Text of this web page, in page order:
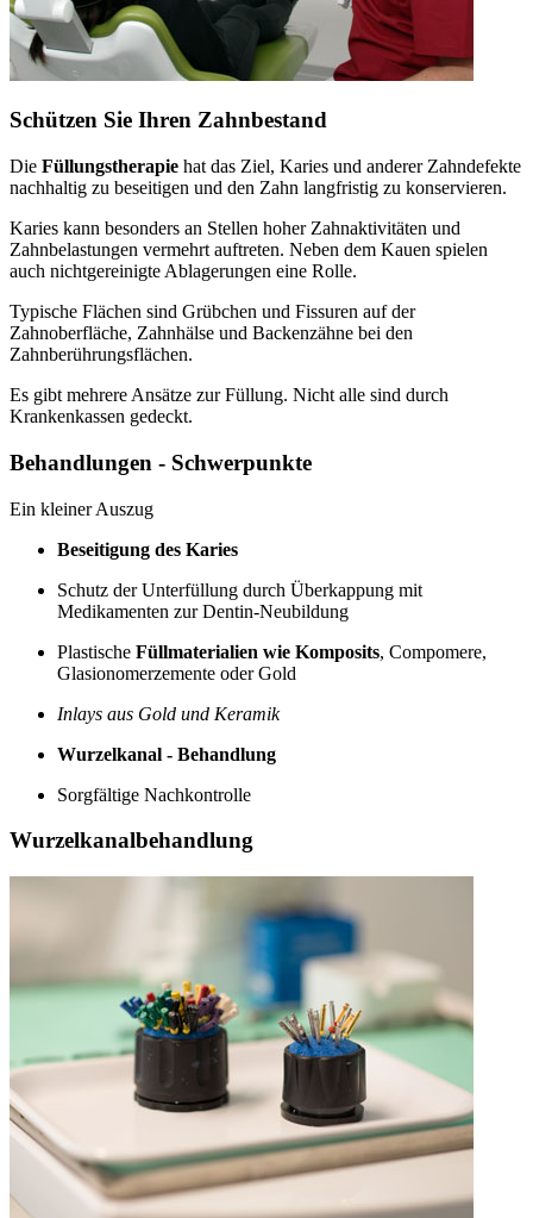
Schützen Sie Ihren Zahnbestand
Die Füllungstherapie hat das Ziel, Karies und anderer Zahndefekte
nachhaltig zu beseitigen und den Zahn langfristig zu konservieren.
Karies kann besonders an Stellen hoher Zahnaktivitäten und
Zahnbelastungen vermehrt auftreten. Neben dem Kauen spielen
auch nichtgereinigte Ablagerungen eine Rolle.
Typische Flächen sind Grübchen und Fissuren auf der
Zahnoberfläche, Zahnhälse und Backenzähne bei den
Zahnberührungsflächen.
Es gibt mehrere Ansätze zur Füllung. Nicht alle sind durch
Krankenkassen gedeckt.
Behandlungen - Schwerpunkte
Ein kleiner Auszug
Beseitigung des Karies
Schutz der Unterfüllung durch Überkappung mit
Medikamenten zur Dentin-Neubildung
Plastische Füllmaterialien wie Komposits, Compomere,
Glasionomerzemente oder Gold
Inlays aus Gold und Keramik
Wurzelkanal - Behandlung
Sorgfältige Nachkontrolle
Wurzelkanalbehandlung